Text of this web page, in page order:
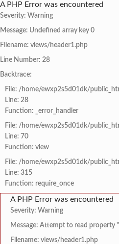
A PHP Error was encountered
Severity: Warning
Message: Undefined array key 0
Filename: views/header1.php
Line Number: 28
Backtrace:
File: /home/ewxp2s5d01dk/
Line: 28
Function: _error_handler
File: /home/ewxp2s5d01dk/
Line: 70
Function: view
File: /home/ewxp2s5d01dk/
Line: 315
Function: require_once
A PHP Error was encountered
Severity: Warning
Message: Attempt to read property
Filename: views/header1.php